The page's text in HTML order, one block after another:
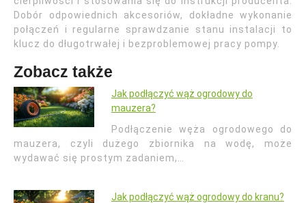
Dobór odpowiednich akcesoriów, dokładne wykonanie
połączeń i regularne sprawdzanie stanu instalacji to
klucz do długotrwałej i bezproblemowej pracy pompy.
Zobacz także
Jak podłączyć wąż ogrodowy do
mauzera?
Podłączenie węża ogrodowego do
mauzera, czyli dużego zbiornika na wodę, może
wydawać się prostym zadaniem,…
Jak podłączyć wąż ogrodowy do kranu?